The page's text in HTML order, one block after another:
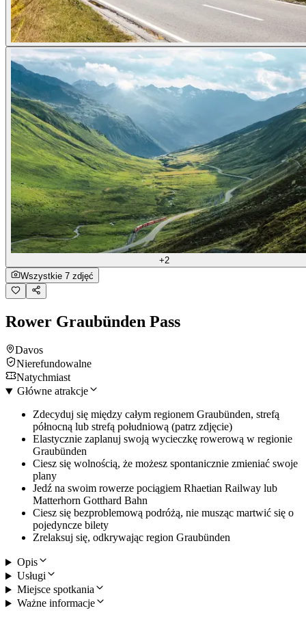
+2
Wszystkie 7 zdjęć
Rower Graubünden Pass
Davos
Nierefundowalne
Natychmiast
Główne atrakcje
Zdecyduj się między całym regionem Graubünden, strefą
północną lub strefą południową (patrz zdjęcie)
Elastycznie zaplanuj swoją wycieczkę rowerową w regionie
Graubünden
Ciesz się wolnością, że możesz spontanicznie zmieniać swoje
plany
Jedź na swoim rowerze pociągiem Rhaetian Railway lub
Matterhorn Gotthard Bahn
Ciesz się bezproblemową podróżą, nie musząc martwić się o
pojedyncze bilety
Zrelaksuj się, odkrywając region Graubünden
Opis
Usługi
Miejsce spotkania
Ważne informacje